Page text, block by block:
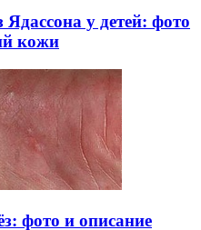
у детей: фото
кожи
фото и описание